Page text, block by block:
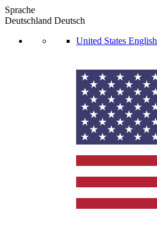
Sprache
Deutschland Deutsch
United States English